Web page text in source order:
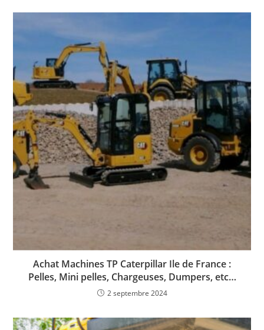
Achat Machines TP Caterpillar Ile de France :
Pelles, Mini pelles, Chargeuses, Dumpers, etc…
2 septembre 2024